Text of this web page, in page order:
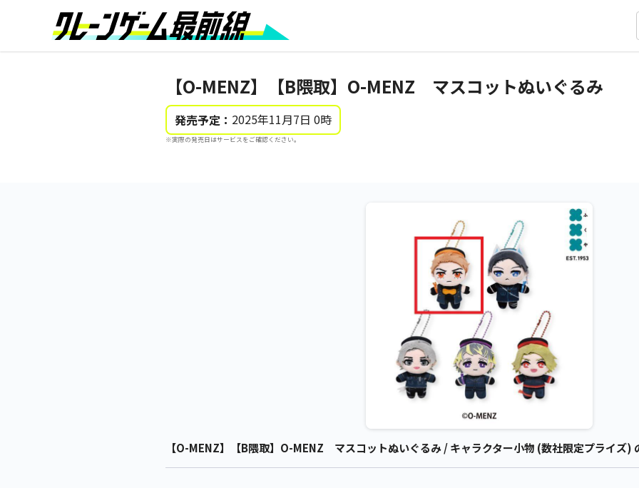
【O-MENZ】【B隈取】O-MENZ マスコットぬいぐるみ
発売予定： 2025年11月7日 0時
※実際の発売日はサービスをご確認ください。
【O-MENZ】【B隈取】O-MENZ マスコットぬいぐるみ / キャラクター小物 (数社限定プライズ)